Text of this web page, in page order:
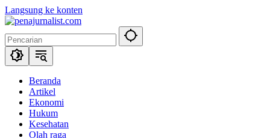
Langsung ke konten
Beranda
Artikel
Ekonomi
Hukum
Kesehatan
Olah raga